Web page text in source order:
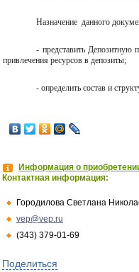
Назначение данного
- представить Депозитную
привлечения ресурсов в депозиты;
- определить состав и
Информация о
Контактная информация:
Городилова Светлана
vep@vep.ru
(343) 379-01-69
Поделиться